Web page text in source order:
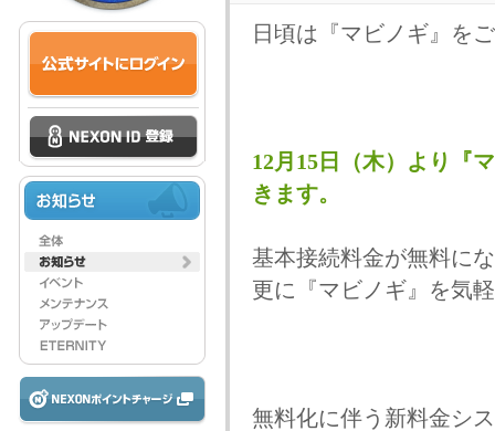
日頃は『マビノギ』を
12月15日（木）より『
きます。
基本接続料金が無料に
更に『マビノギ』を気
無料化に伴う新料金シ